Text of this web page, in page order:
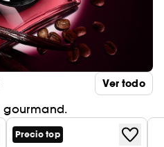
gourmand.
Ver todo
Precio top